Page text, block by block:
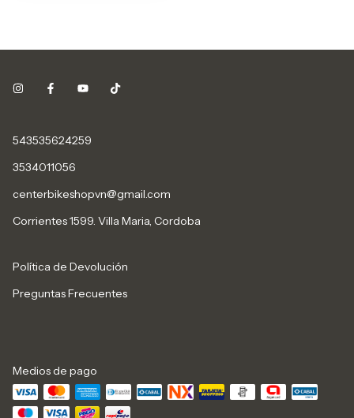
543535624259
3534011056
centerbikeshopvn@gmail.com
Corrientes 1599. Villa Maria, Cordoba
Política de Devolución
Preguntas Frecuentes
Medios de pago